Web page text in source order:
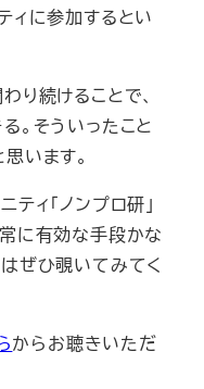
ィに参加するとい
り続けることで、
。そういったこと
います。
ィ「ノンプロ研」
に有効な手段かな
ぜひ覗いてみてく
からお聴きいただ